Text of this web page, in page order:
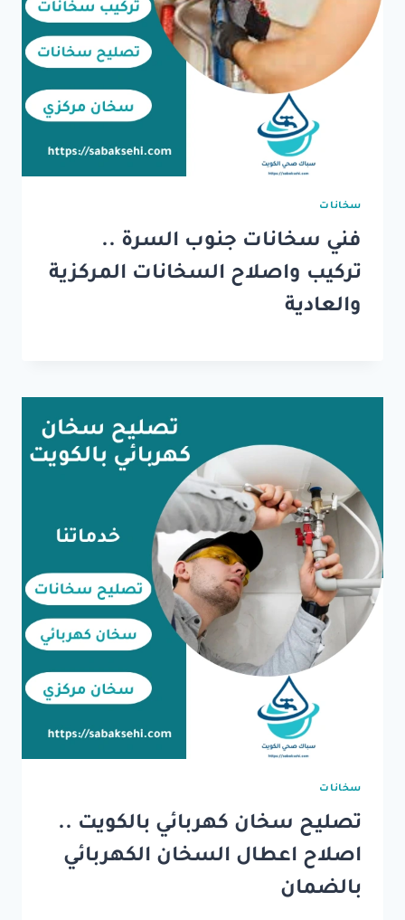
سخانات
فني سخانات جنوب السرة ..
تركيب واصلاح السخانات المركزية
والعادية
سخانات
تصليح سخان كهربائي بالكويت ..
اصلاح اعطال السخان الكهربائي
بالضمان